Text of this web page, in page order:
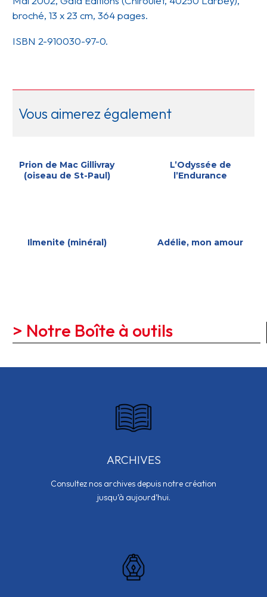
broché, 13 x 23 cm, 364 pages.
ISBN 2-910030-97-0.
Vous aimerez également
Prion de Mac Gillivray
(oiseau de St-Paul)
L’Odyssée de
l’Endurance
Ilmenite (minéral) Adélie, mon amour
> Notre Boîte à outils
ARCHIVES
Consultez nos archives depuis notre création
jusqu’à aujourd’hui.